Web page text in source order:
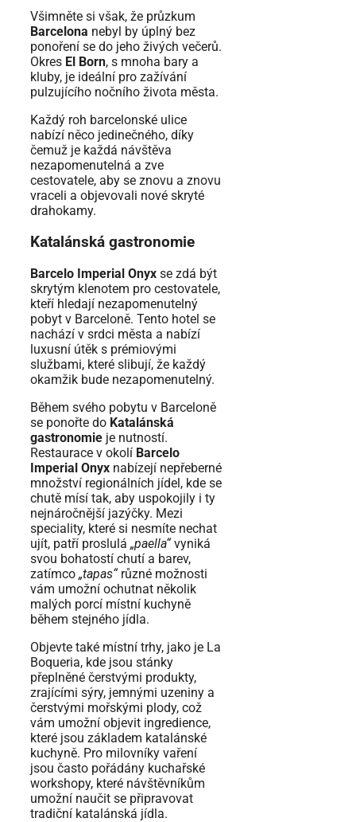
Všimněte si však, že průzkum
Barcelona nebyl by úplný bez
ponoření se do jeho živých večerů.
Okres El Born, s mnoha bary a
kluby, je ideální pro zažívání
pulzujícího nočního života města.
Každý roh barcelonské ulice
nabízí něco jedinečného, ​​díky
čemuž je každá návštěva
nezapomenutelná a zve
cestovatele, aby se znovu a znovu
vraceli a objevovali nové skryté
drahokamy.
Katalánská gastronomie
Barcelo Imperial Onyx se zdá být
skrytým klenotem pro cestovatele,
kteří hledají nezapomenutelný
pobyt v Barceloně. Tento hotel se
nachází v srdci města a nabízí
luxusní útěk s prémiovými
službami, které slibují, že každý
okamžik bude nezapomenutelný.
Během svého pobytu v Barceloně
se ponořte do Katalánská
gastronomie je nutností.
Restaurace v okolí Barcelo
Imperial Onyx nabízejí nepřeberné
množství regionálních jídel, kde se
chutě mísí tak, aby uspokojily i ty
nejnáročnější jazýčky. Mezi
speciality, které si nesmíte nechat
ujít, patří proslulá „paella“vyniká
svou bohatostí chutí a barev,
zatímco „tapas“různé možnosti
vám umožní ochutnat několik
malých porcí místní kuchyně
během stejného jídla.
Objevte také místní trhy, jako je La
Boqueria, kde jsou stánky
přeplněné čerstvými produkty,
zrajícími sýry, jemnými uzeniny a
čerstvými mořskými plody, což
vám umožní objevit ingredience,
které jsou základem katalánské
kuchyně. Pro milovníky vaření
jsou často pořádány kuchařské
workshopy, které návštěvníkům
umožní naučit se připravovat
tradiční katalánská jídla.